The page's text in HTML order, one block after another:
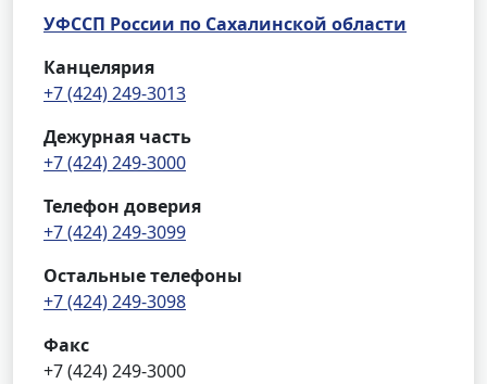
УФССП России по Сахалинской области
Канцелярия
+7 (424) 249-3013
Дежурная часть
+7 (424) 249-3000
Телефон доверия
+7 (424) 249-3099
Остальные телефоны
+7 (424) 249-3098
Факс
+7 (424) 249-3000